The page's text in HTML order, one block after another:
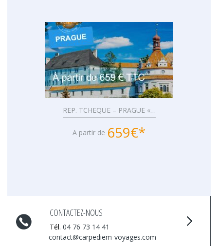
REP. TCHEQUE – PRAGUE «…
A partir de 659€*
CONTACTEZ-NOUS
Tél. 04 76 73 14 41
contact@carpediem-voyages.com